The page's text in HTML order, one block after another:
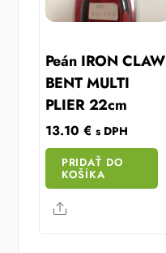
Peán IRON CLAW
BENT MULTI
PLIER 22cm
13.10 € s DPH
PRIDAŤ DO
KOŠÍKA
Share